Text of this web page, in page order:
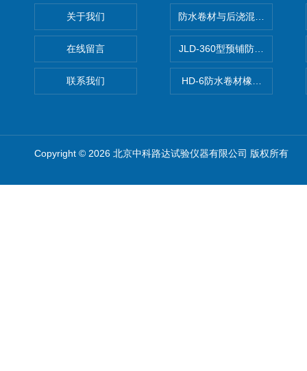
关于我们
在线留言
联系我们
防水卷材与后浇混凝土剥离强
JLD-360型预铺防水卷材抗冲
HD-6防水卷材橡胶测厚仪
Copyright © 2026 北京中科路达试验仪器有限公司 版权所有